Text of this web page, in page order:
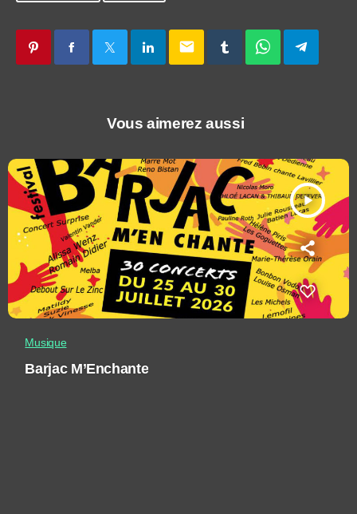
email
Vous aimerez aussi
play_arrow
Musique
Barjac M’Enchante